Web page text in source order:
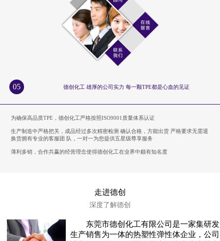
05 德创化工 雄厚的公司实力 每一颗TPE都是心血的见证
为确保高品质TPE，德创化工严格按照ISO9001质量体系认证
生产制造中严格把关，成品经过多次精密检测 确认合格，方能出货 严格要求无需退
换货拥有专业的客服团 队，一对一为您提供五星级尊享服务
薄利多销，合作共赢的经营理念使得德创化工在业界中颇有知名度
走进德创
深度了解德创
东莞市德创化工有限公司是一家集研发
生产销售为一体的热塑性弹性体企业，公司